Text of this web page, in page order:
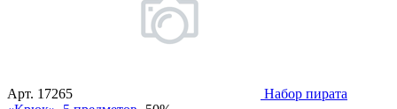
Арт. 17265
Набор пирата